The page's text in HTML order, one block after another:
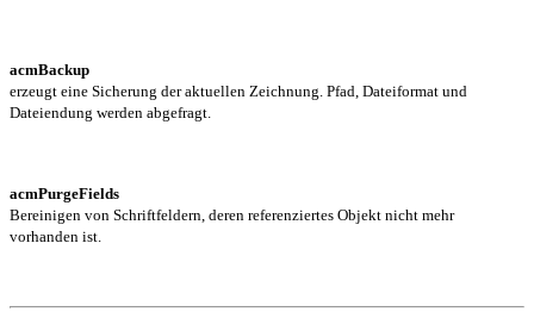
acmBackup
erzeugt eine Sicherung der aktuellen Zeichnung. Pfad, Dateiformat und
Dateiendung werden abgefragt.
acmPurgeFields
Bereinigen von Schriftfeldern, deren referenziertes Objekt nicht mehr
vorhanden ist.